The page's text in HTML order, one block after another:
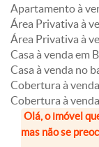
Apartamento à
Área Privativa à
Área Privativa à
Casa à venda em
Casa à venda no
Cobertura à
Cobertura à
Olá, o imóvel
mas não se